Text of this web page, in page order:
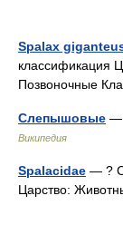
Spalax
классификация
Позвоночные
Слепышовые —
Википедия
Spalacidae — ?
Царство: